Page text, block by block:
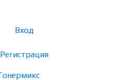
Вход
Регистрация